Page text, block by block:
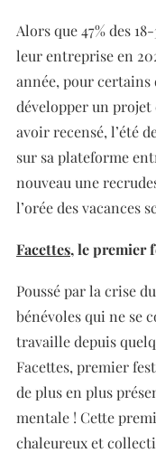
Alors que 47% des
leur entreprise en
année, pour certains
développer un
avoir recensé, l’été
sur sa plateforme
nouveau une
l’orée des vacances
Facettes, le premier
Poussé par la crise
bénévoles qui ne se
travaille depuis
Facettes, premier
de plus en plus
mentale ! Cette
chaleureux et